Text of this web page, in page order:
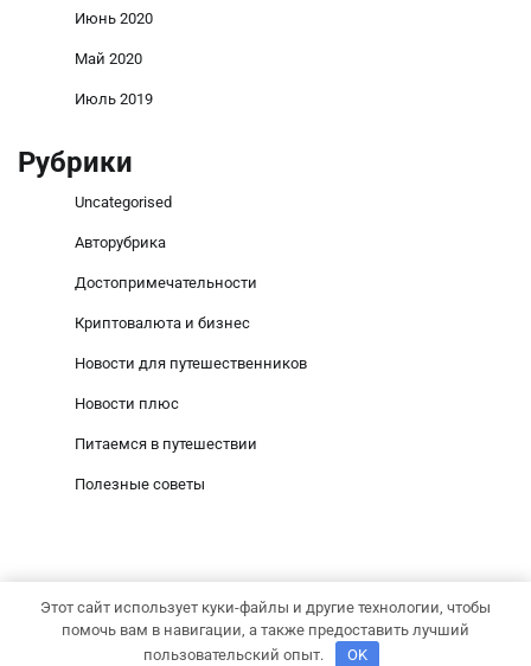
Июнь 2020
Май 2020
Июль 2019
Рубрики
Uncategorised
Авторубрика
Достопримечательности
Криптовалюта и бизнес
Новости для путешественников
Новости плюс
Питаемся в путешествии
Полезные советы
Copyright © 2026goldshanson.ruТема Social News от
Этот сайт использует куки-файлы и другие технологии, чтобы
помочь вам в навигации, а также предоставить лучший
пользовательский опыт.
OK